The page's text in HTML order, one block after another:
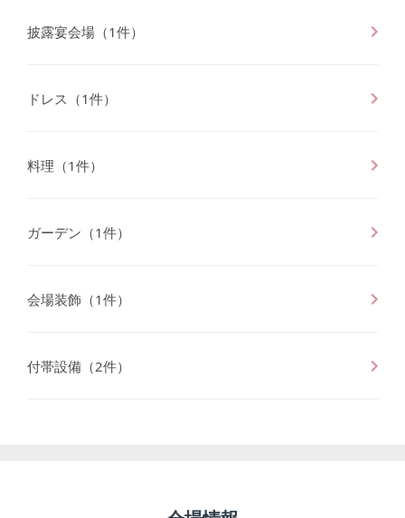
披露宴会場 （1件）
ドレス （1件）
料理 （1件）
ガーデン （1件）
会場装飾 （1件）
付帯設備 （2件）